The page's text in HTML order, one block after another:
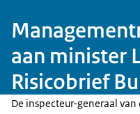
aan minister
Risicobrief
De inspecteur-generaal